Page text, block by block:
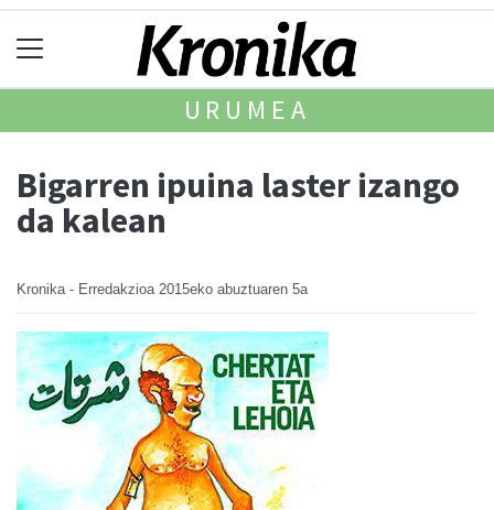
URUMEA
Bigarren ipuina laster izango
da kalean
Kronika - Erredakzioa 2015eko abuztuaren 5a